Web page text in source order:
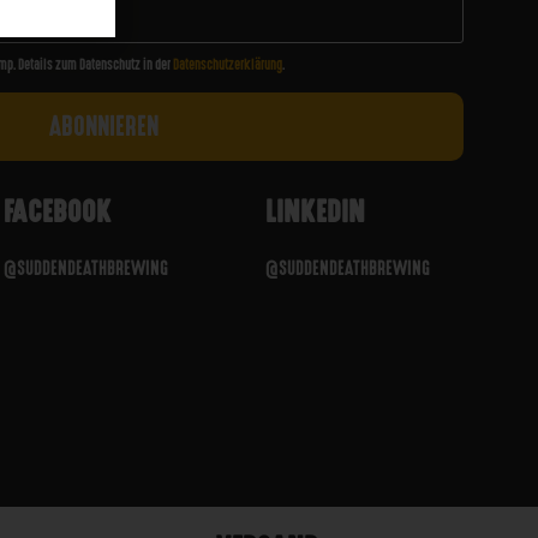
Details zum Datenschutz in der Datenschutzerklärung.
FACEBOOK
@SUDDENDEATHBREWING
LINKEDIN
@SUDDENDEATHBREWING